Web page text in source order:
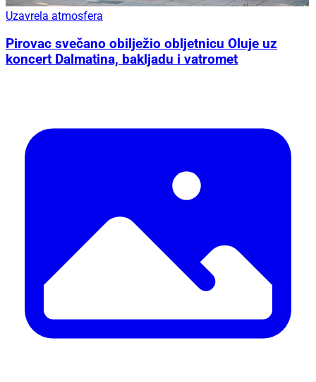
Uzavrela atmosfera
Pirovac svečano obilježio obljetnicu Oluje uz
koncert Dalmatina, bakljadu i vatromet